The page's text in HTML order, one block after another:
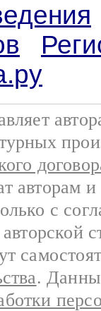
авторам
с
.